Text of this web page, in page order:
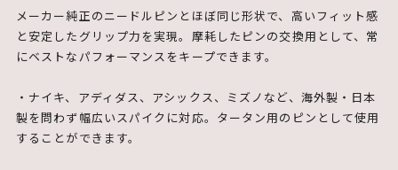
メーカー純正のニードルピンとほぼ同じ形状で、高いフィット感
と安定したグリップ力を実現。摩耗したピンの交換用として、常
にベストなパフォーマンスをキープできます。
・ナイキ、アディダス、アシックス、ミズノなど、海外製・日本
製を問わず幅広いスパイクに対応。タータン用のピンとして使用
することができます。